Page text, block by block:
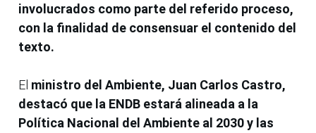
involucrados como parte del referido proceso,
con la finalidad de consensuar el contenido del
texto.
El ministro del Ambiente, Juan Carlos Castro,
destacó que la ENDB estará alineada a la
Política Nacional del Ambiente al 2030 y las